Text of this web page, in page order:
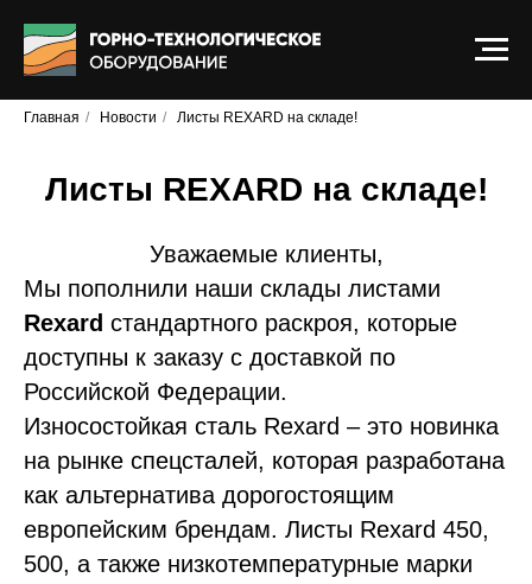
Главная / Новости / Листы REXARD на складе!
Листы REXARD на складе!
Уважаемые клиенты,
Мы пополнили наши склады листами
Rexard стандартного раскроя, которые
доступны к заказу с доставкой по
Российской Федерации.
Износостойкая сталь Rexard – это новинка
на рынке спецсталей, которая разработана
как альтернатива дорогостоящим
европейским брендам. Листы Rexard 450,
500, а также низкотемпературные марки